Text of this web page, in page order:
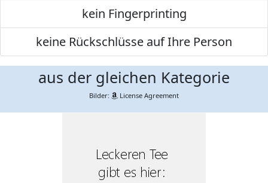
kein Fingerprinting
keine Rückschlüsse auf Ihre Person
aus der gleichen Kategorie
Bilder: License Agreement